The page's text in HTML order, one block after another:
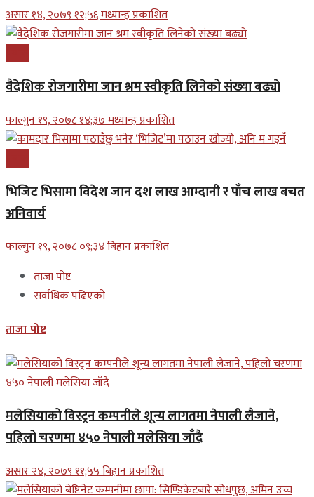
असार १४, २०७९ १२;५६ मध्यान्ह प्रकाशित
वैदेशिक रोजगारीमा जान श्रम स्वीकृति लिनेको संख्या बढ्याे
फाल्गुन १९, २०७८ १४;३७ मध्यान्ह प्रकाशित
भिजिट भिसामा विदेश जान दश लाख आम्दानी र पाँच लाख बचत
अनिवार्य
फाल्गुन १९, २०७८ ०९;३४ बिहान प्रकाशित
ताजा पोष्ट
सर्वाधिक पढिएको
ताजा पोष्ट
मलेसियाको विस्ट्रन कम्पनीले शून्य लागतमा नेपाली लैजाने,
पहिलो चरणमा ४५० नेपाली मलेसिया जाँदै
असार २४, २०७९ ११;५५ बिहान प्रकाशित